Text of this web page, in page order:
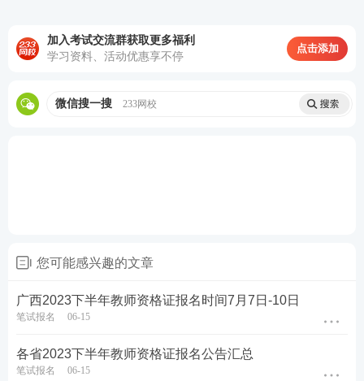
(1)在我区普通高等学校就读的全日制在校生须为三年
年制)毕业班学生、专升本本科阶段学生，可按就读的
格考试。
(3)其他非普通高等学校在读人员，如成人高校招生全
国统一考试、高等教育自学考试、中等职业教育、国
家开放大学、网络教育、境外教育等，尚未毕业和获
得学历的不得报考。
加入考试交流群获取更多福利
学习资料、活动优惠享不停
点击添加
微信搜一搜 233网校
您可能感兴趣的文章
广西2023下半年教师资格证报名时间7月7日-10日
笔试报名 06-15
各省2023下半年教师资格证报名公告汇总
笔试报名 06-15